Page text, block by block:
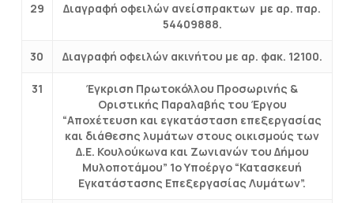
29
Διαγραφή οφειλών ανείσπρακτων με αρ. παρ.
54409888.
30 Διαγραφή οφειλών ακινήτου με αρ. φακ. 12100.
31
Έγκριση Πρωτοκόλλου Προσωρινής &
Οριστικής Παραλαβής του Έργου
“Αποχέτευση και εγκατάσταση επεξεργασίας
και διάθεσης λυμάτων στους οικισμούς των
Δ.Ε. Κουλούκωνα και Ζωνιανών του Δήμου
Μυλοποτάμου” 1ο Υποέργο “Κατασκευή
Εγκατάστασης Επεξεργασίας Λυμάτων”.